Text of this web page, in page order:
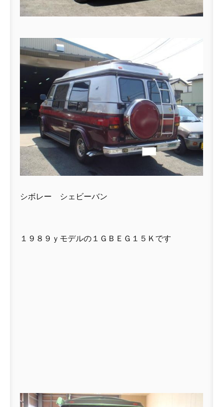
シボレー シェビーバン
１９８９ｙモデルの１ＧＢＥＧ１５Ｋです